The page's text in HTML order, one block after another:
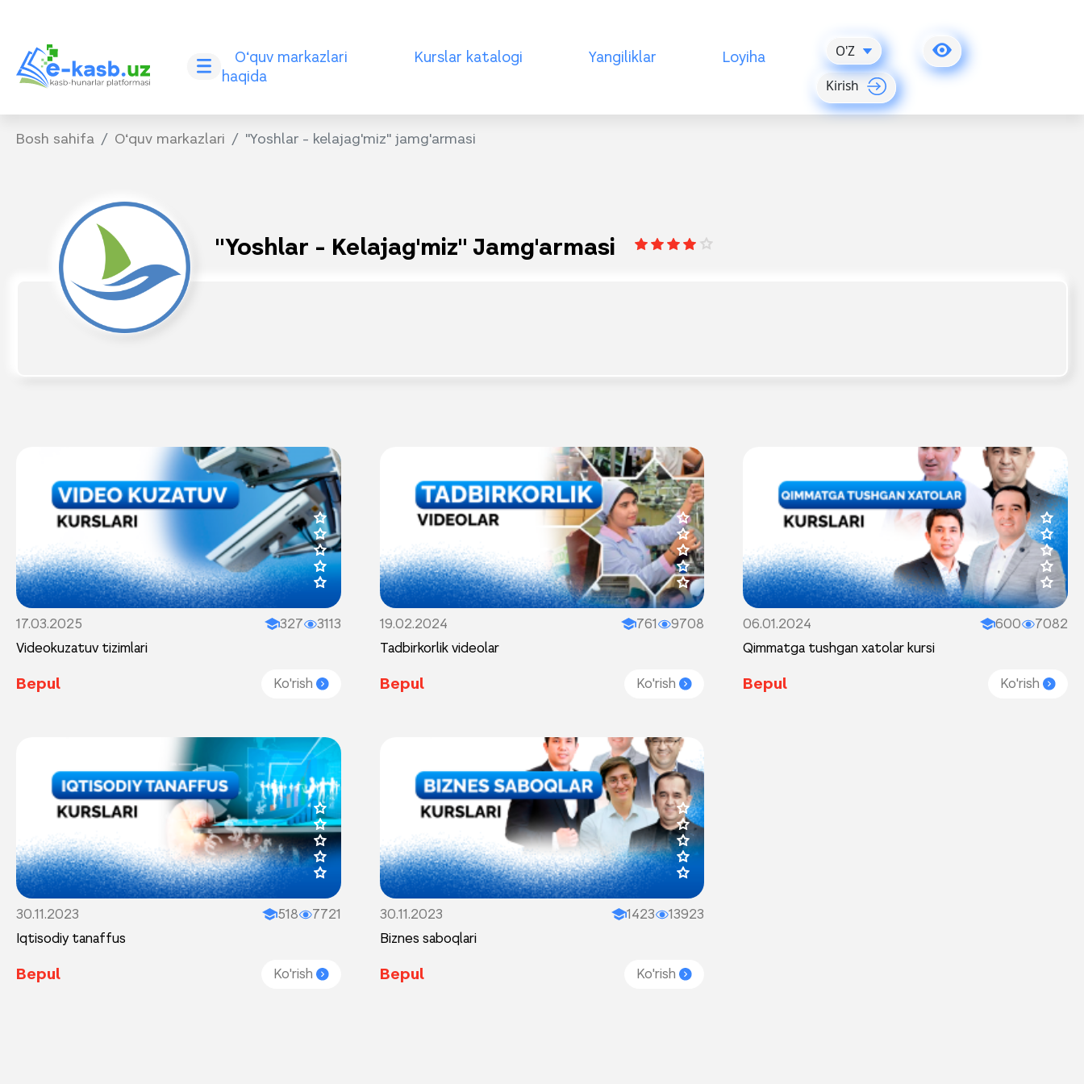
O‘quv markazlari Kurslar katalogi Yangiliklar
Loyiha
haqida
O'Z
Kirish
Bosh sahifa O‘quv markazlari "Yoshlar - kelajag'miz" jamg'armasi
"Yoshlar - Kelajag'miz" Jamg'armasi
17.03.2025 327
3113
Videokuzatuv tizimlari
Bepul Ko'rish
19.02.2024 761
9708
Tadbirkorlik videolar
Bepul Ko'rish
06.01.2024 600
7082
Qimmatga tushgan xatolar kursi
Bepul Ko'rish
30.11.2023 518
7721
Iqtisodiy tanaffus
Bepul Ko'rish
30.11.2023 1423
13923
Biznes saboqlari
Bepul Ko'rish